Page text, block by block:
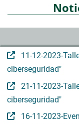
11-12-2023-
ciberseguridad"
21-11-2023-
ciberseguridad"
16-11-2023-